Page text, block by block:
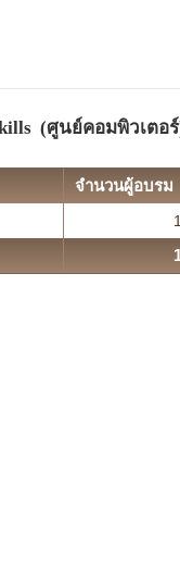
(ศูนย์คอมพิวเตอ
จำนวนผู้อบรม